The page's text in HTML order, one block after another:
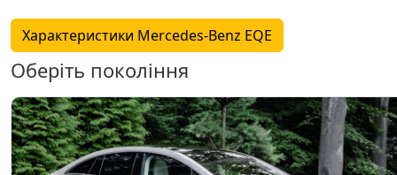
Характеристики Mercedes-Benz EQE
Оберіть покоління